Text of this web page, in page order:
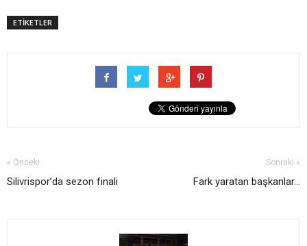
ETİKETLER
« Önceki
Silivrispor’da sezon finali
Sonraki »
Fark yaratan başkanlar...